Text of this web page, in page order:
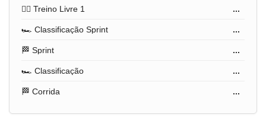
🏋️‍♂️ Treino Livre 1 ...
🏎️ Classificação Sprint ...
🏁 Sprint ...
🏎️ Classificação ...
🏁 Corrida ...